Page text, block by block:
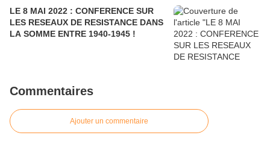
LE 8 MAI 2022 : CONFERENCE SUR
LES RESEAUX DE RESISTANCE DANS
LA SOMME ENTRE 1940-1945 !
Commentaires
Ajouter un commentaire